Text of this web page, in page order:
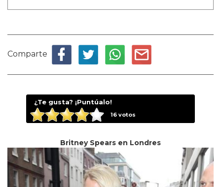
Comparte
¿Te gusta? ¡Puntúalo!
16votos
Britney Spears en Londres